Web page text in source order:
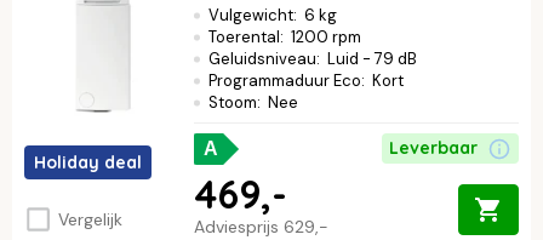
Holiday deal
Vergelijk
Vulgewicht: 6 kg
Toerental: 1200 rpm
Geluidsniveau: Luid - 79 dB
Programmaduur Eco: Kort
Stoom: Nee
A Leverbaar
Adviesprijs 629,-
469,-